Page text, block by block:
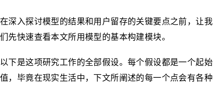
在深入探讨模型的结果和用户留存的关键要点之前，让我
们先快速查看本文所用模型的基本构建模块。
以下是这项研究工作的全部假设。每个假设都是一个起始
值，毕竟在现实生活中，下文所阐述的每一个点会有各种